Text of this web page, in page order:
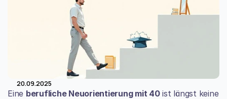
20.09.2025
Eine berufliche Neuorientierung mit 40 ist längst keine